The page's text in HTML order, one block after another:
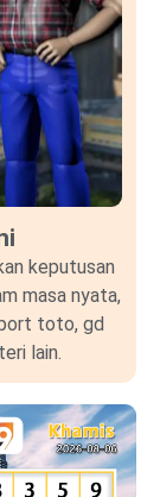
keputusan
masa nyata,
toto, gd
lain.